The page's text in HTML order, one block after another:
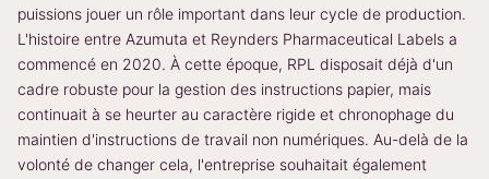
puissions jouer un rôle important dans leur cycle de production.
L'histoire entre Azumuta et Reynders Pharmaceutical Labels a
commencé en 2020. À cette époque, RPL disposait déjà d'un
cadre robuste pour la gestion des instructions papier, mais
continuait à se heurter au caractère rigide et chronophage du
maintien d'instructions de travail non numériques. Au-delà de la
volonté de changer cela, l'entreprise souhaitait également